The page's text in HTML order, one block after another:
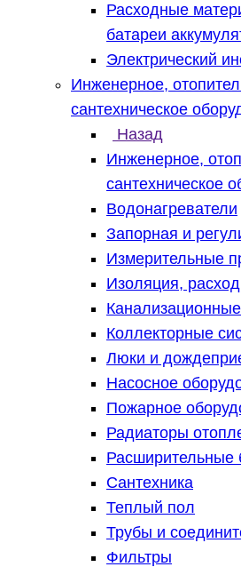
Расходные
батареи
Электрический
Инженерное,
сантехническое
Назад
Инженерное,
сантехническое
Водонагреватели
Запорная и
Измерительные
Изоляция,
Коллекторные
Люки и
Насосное
Пожарное
Радиаторы
Расширительные
Сантехника
Теплый пол
Трубы и
Фильтры